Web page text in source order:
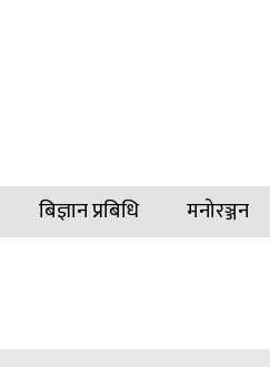
बिज्ञान प्रबिधि मनोरञ्जन